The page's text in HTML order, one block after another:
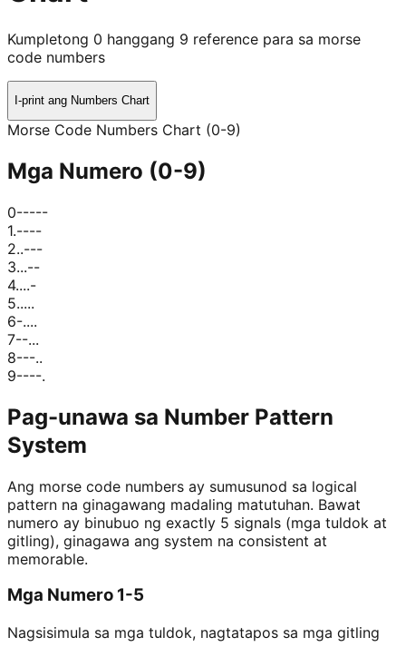
Kumpletong 0 hanggang 9 reference para sa morse
code numbers
I-print ang Numbers Chart
Morse Code Numbers Chart (0-9)
Mga Numero (0-9)
0-----
1.----
2..---
3...--
4....-
5.....
6-....
7--...
8---..
9----.
Pag-unawa sa Number Pattern
System
Ang morse code numbers ay sumusunod sa logical
pattern na ginagawang madaling matutuhan. Bawat
numero ay binubuo ng exactly 5 signals (mga tuldok at
gitling), ginagawa ang system na consistent at
memorable.
Mga Numero 1-5
Nagsisimula sa mga tuldok, nagtatapos sa mga gitling